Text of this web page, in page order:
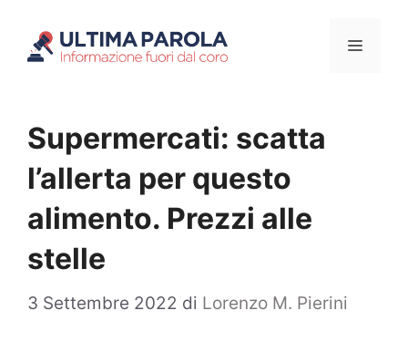
Menu
Supermercati: scatta
l’allerta per questo
alimento. Prezzi alle
stelle
3 Settembre 2022 di Lorenzo M. Pierini